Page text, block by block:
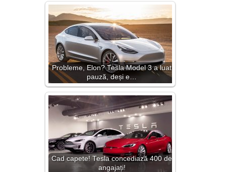
Probleme, Elon? Tesla Model 3 a luat
pauză, deși e…
Cad capete! Tesla concediază 400 de
angajați!